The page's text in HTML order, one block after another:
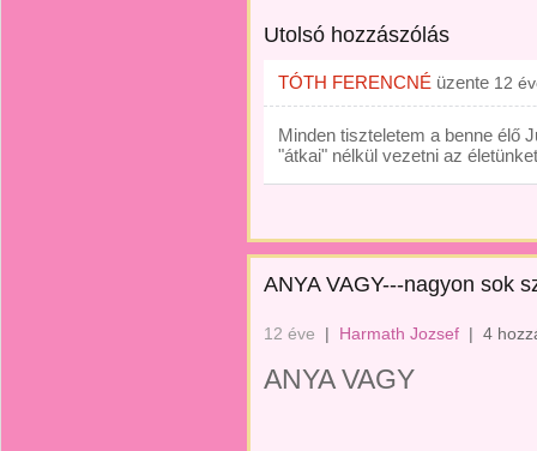
Utolsó hozzászólás
TÓTH FERENCNÉ üzente 12
Minden tiszteletem a benne élő
"átkai" nélkül vezetni az
ANYA VAGY---nagyon sok
12 éve | Harmath Jozsef | 4
ANYA VAGY